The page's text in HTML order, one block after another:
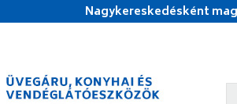
Nagykereskedésként